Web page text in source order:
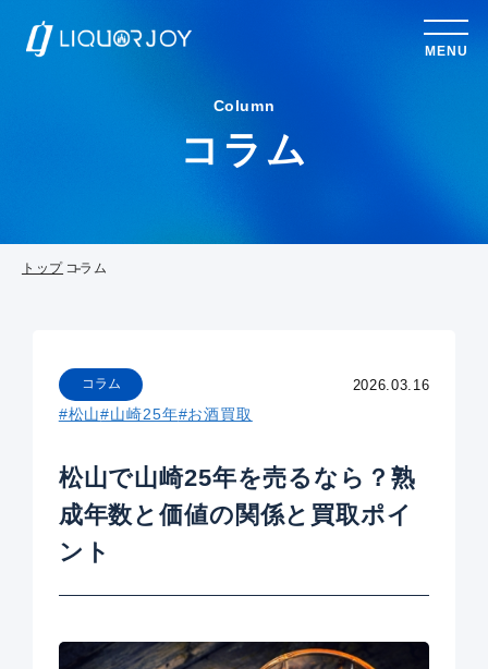
MENU
Column
コラム
トップ コラム
2026.03.16
コラム
#松山#山崎25年#お酒買取
松山で山崎25年を売るなら？熟
成年数と価値の関係と買取ポイ
ント